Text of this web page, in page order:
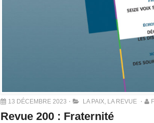
13 DÉCEMBRE 2023 LA PAIX LA REVUE
Revue 200 : Fraternité